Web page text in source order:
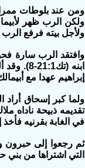
ومن عند بلوطات ممرا
ولكن الرب ظهر
ولأجل بيته فرفع الرب
وافتقد الرب سارة
إبراهيم عهدا‌ مع أبيمالك
ولما كبر إسحاق
تقديمه ذبيحة ناداه
في الغابة بقرنيه فأخذ
ثم رجعوا إلى حبرون
التي اشتراها من بني